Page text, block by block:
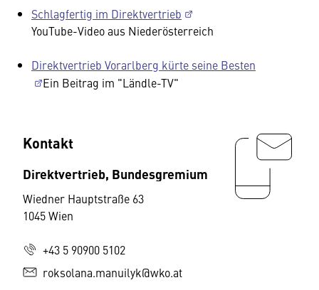
Schlagfertig im Direktvertrieb
YouTube-Video aus Niederösterreich
Direktvertrieb Vorarlberg kürte seine Besten
Ein Beitrag im "Ländle-TV"
Kontakt
Direktvertrieb, Bundesgremium
Wiedner Hauptstraße 63
1045 Wien
+43 5 90900 5102
roksolana.manuilyk@wko.at